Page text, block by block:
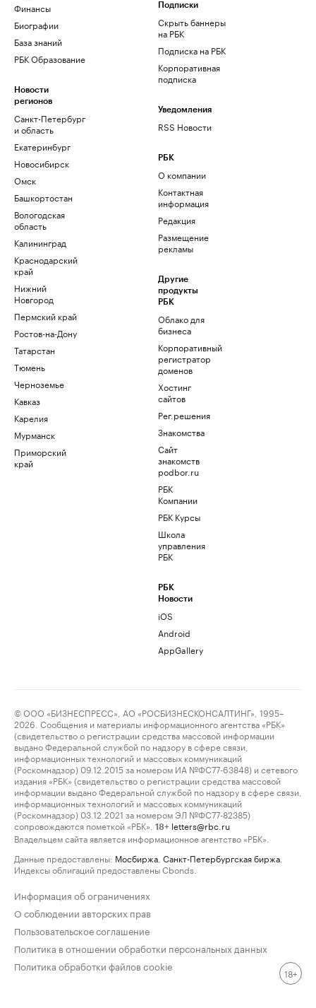
Финансы
Биографии
База знаний
РБК Образование
Новости
регионов
Санкт-Петербург
и область
Екатеринбург
Новосибирск
Омск
Башкортостан
Вологодская
область
Калининград
Краснодарский
край
Нижний
Новгород
Пермский край
Ростов-на-Дону
Татарстан
Тюмень
Черноземье
Кавказ
Карелия
Мурманск
Приморский
край
Подписки
Скрыть баннеры
на РБК
Подписка на РБК
Корпоративная
подписка
Уведомления
RSS Новости
РБК
О компании
Контактная
информация
Редакция
Размещение
рекламы
Другие
продукты
РБК
Облако для
бизнеса
Корпоративный
регистратор
доменов
Хостинг
сайтов
Рег.решения
Знакомства
Сайт
знакомств
podbor.ru
РБК
Компании
РБК Курсы
Школа
управления
РБК
РБК
Новости
iOS
Android
AppGallery
© ООО «БИЗНЕСПРЕСС», АО «РОСБИЗНЕСКОНСАЛТИНГ», 1995–
2026. Сообщения и материалы информационного агентства «РБК»
(свидетельство о регистрации средства массовой информации
выдано Федеральной службой по надзору в сфере связи,
информационных технологий и массовых коммуникаций
(Роскомнадзор) 09.12.2015 за номером ИА №ФС77-63848) и сетевого
издания «РБК» (свидетельство о регистрации средства массовой
информации выдано Федеральной службой по надзору в сфере связи,
информационных технологий и массовых коммуникаций
(Роскомнадзор) 03.12.2021 за номером ЭЛ №ФС77-82385)
сопровождаются пометкой «РБК».
18+ letters@rbc.ru
Владельцем сайта является информационное агентство «РБК».
Данные предоставлены: Мосбиржа Санкт-Петербургская биржа
Индексы облигаций предоставлены Cbonds.
Информация об ограничениях
О соблюдении авторских прав
Пользовательское соглашение
Политика в отношении обработки персональных данных
Политика обработки файлов cookie
18+